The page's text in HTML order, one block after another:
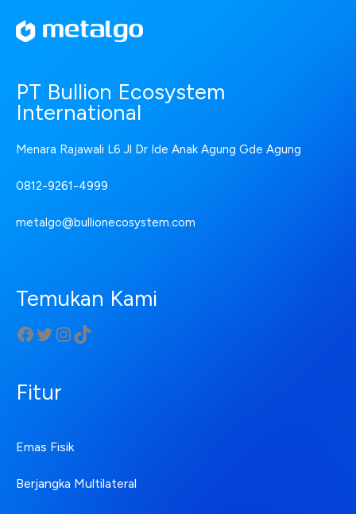
PT Bullion Ecosystem
International
Menara Rajawali L6 Jl Dr Ide Anak Agung Gde Agung
0812-9261-4999
metalgo@bullionecosystem.com
Temukan Kami
Fitur
Emas Fisik
Berjangka Multilateral